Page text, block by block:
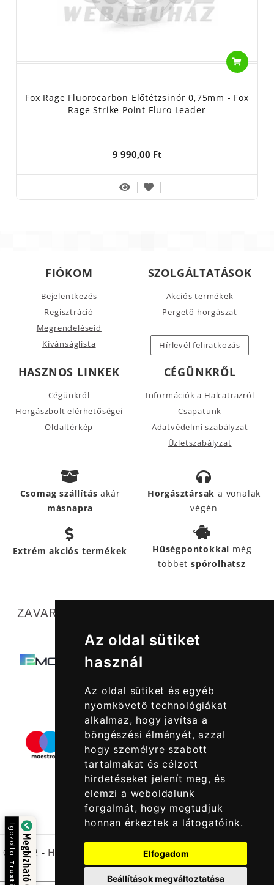
Az oldal sütiket
használ
Az oldal sütiket és egyéb
nyomkövető technológiákat
alkalmaz, hogy javítsa a
böngészési élményét, azzal
hogy személyre szabott
tartalmakat és célzott
hirdetéseket jelenít meg, és
elemzi a weboldalunk
forgalmát, hogy megtudjuk
honnan érkeztek a látogatóink.
Elfogadom
Beállítások megváltoztatása
Fox Rage Fluorocarbon Előtétzsinór 0,75mm - Fox
Rage Strike Point Fluro Leader
9 990,00 Ft
FIÓKOM
Bejelentkezés
Regisztráció
Megrendeléseid
Kívánságlista
SZOLGÁLTATÁSOK
Akciós termékek
Pergető horgászat
Hírlevél feliratkozás
HASZNOS LINKEK
Cégünkről
Horgászbolt elérhetőségei
Oldaltérkép
CÉGÜNKRŐL
Információk a Halcatrazról
Csapatunk
Adatvédelmi szabályzat
Üzletszabályzat
Csomag szállításakár
másnapra
Horgásztársak a vonalak
végén
Extrém akciós termékek Hűségpontokkal még
többetspórolhatsz
ZAVARTALAN MŰKÖDÉSÜNKET SEGÍTIK
© 2022 - Halcatraz Kft.
Igazolta: